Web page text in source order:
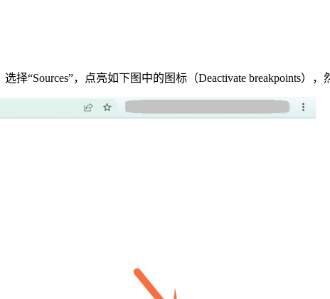
择“Sources”，点亮如下图中的图标（Deactivate breakpoints）